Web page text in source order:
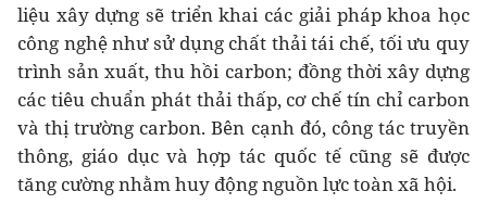
liệu xây dựng sẽ triển khai các giải pháp khoa học
công nghệ như sử dụng chất thải tái chế, tối ưu quy
trình sản xuất, thu hồi carbon; đồng thời xây dựng
các tiêu chuẩn phát thải thấp, cơ chế tín chỉ carbon
và thị trường carbon. Bên cạnh đó, công tác truyền
thông, giáo dục và hợp tác quốc tế cũng sẽ được
tăng cường nhằm huy động nguồn lực toàn xã hội.